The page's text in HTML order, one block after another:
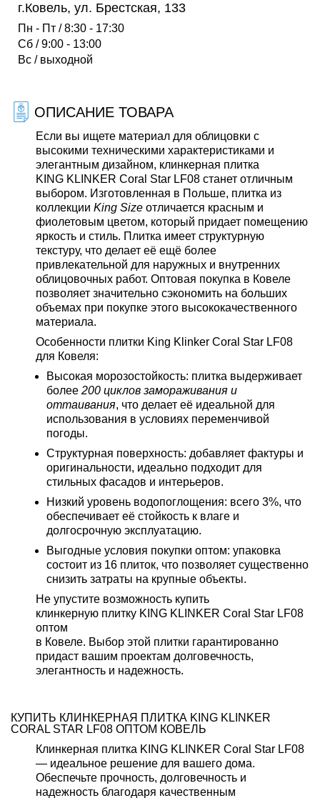
г.Ковель, ул. Брестская, 133
Пн - Пт / 8:30 - 17:30
Сб / 9:00 - 13:00
Вс / выходной
ОПИСАНИЕ ТОВАРА
Если вы ищете материал для облицовки с
высокими техническими характеристиками и
элегантным дизайном, клинкерная плитка
KING KLINKER Coral Star LF08 станет отличным
выбором. Изготовленная в Польше, плитка из
коллекции King Size отличается красным и
фиолетовым цветом, который придает помещению
яркость и стиль. Плитка имеет структурную
текстуру, что делает её ещё более
привлекательной для наружных и внутренних
облицовочных работ. Оптовая покупка в Ковеле
позволяет значительно сэкономить на больших
объемах при покупке этого высококачественного
материала.
Особенности плитки King Klinker Coral Star LF08
для Ковеля:
Высокая морозостойкость: плитка выдерживает
более 200 циклов замораживания и
оттаивания, что делает её идеальной для
использования в условиях переменчивой
погоды.
Структурная поверхность: добавляет фактуры и
оригинальности, идеально подходит для
стильных фасадов и интерьеров.
Низкий уровень водопоглощения: всего 3%, что
обеспечивает её стойкость к влаге и
долгосрочную эксплуатацию.
Выгодные условия покупки оптом: упаковка
состоит из 16 плиток, что позволяет существенно
снизить затраты на крупные объекты.
Не упустите возможность купить
клинкерную плитку KING KLINKER Coral Star LF08
оптом
в Ковеле. Выбор этой плитки гарантированно
придаст вашим проектам долговечность,
элегантность и надежность.
КУПИТЬ КЛИНКЕРНАЯ ПЛИТКА KING KLINKER
CORAL STAR LF08 ОПТОМ КОВЕЛЬ
Клинкерная плитка KING KLINKER Coral Star LF08
— идеальное решение для вашего дома.
Обеспечьте прочность, долговечность и
надежность благодаря качественным